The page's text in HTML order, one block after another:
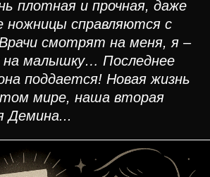
плотная и прочная, даже
ножницы справляются с
Врачи смотрят на меня, я –
на малышку… Последнее
поддается! Новая жизнь
мире, наша вторая
Демина...